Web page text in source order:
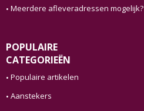
Meerdere afleveradressen mogelijk?
POPULAIRE
CATEGORIEËN
Populaire artikelen
Aanstekers